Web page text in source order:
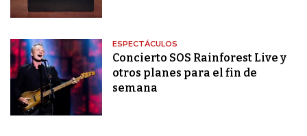
ESPECTÁCULOS
Concierto SOS Rainforest Live y
otros planes para el fin de
semana